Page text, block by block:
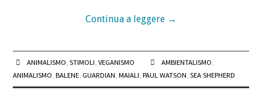
Continua a leggere →
ANIMALISMO STIMOLI VEGANISMO AMBIENTALISMO
ANIMALISMO ,BALENE GUARDIAN ,MAIALI ,PAUL WATSON ,SEA SHEPHERD